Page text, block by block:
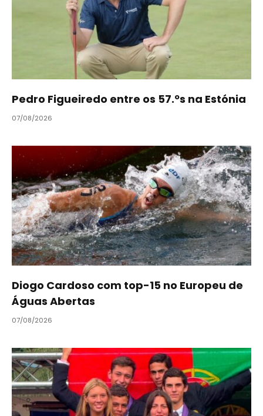
Pedro Figueiredo entre os 57.ºs na Estónia
07/08/2026
Diogo Cardoso com top-15 no Europeu de
Águas Abertas
07/08/2026